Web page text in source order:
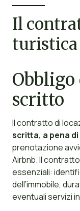
Il
turistica
scritto
Il contratto di
scritta, a pena
prenotazione
Airbnb. Il
essenziali:
dell’immobile,
eventuali servizi